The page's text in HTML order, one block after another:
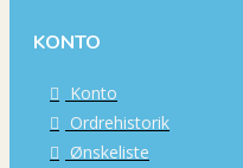
KONTO
Konto
Ordrehistorik
Ønskeliste